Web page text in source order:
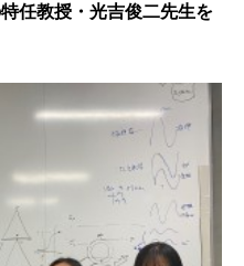
任教授・光吉俊二先生を